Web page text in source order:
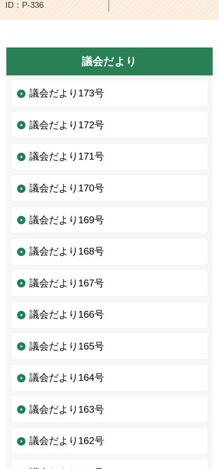
ID：P-336
議会だより
議会だより173号
議会だより172号
議会だより171号
議会だより170号
議会だより169号
議会だより168号
議会だより167号
議会だより166号
議会だより165号
議会だより164号
議会だより163号
議会だより162号